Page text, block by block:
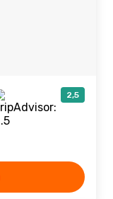
2,5